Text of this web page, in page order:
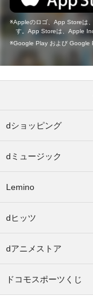
Appleのロゴ、App Storeは
す。App Storeは、Apple
Google Play および Google
dショッピング
dミュージック
Lemino
dヒッツ
dアニメストア
ドコモスポーツくじ